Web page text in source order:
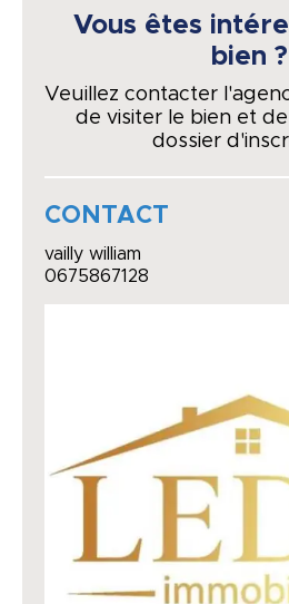
Vous êtes
bien ?
Veuillez contacter
de visiter le bien et
dossier
CONTACT
vailly william
0675867128